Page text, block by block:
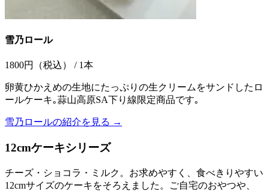
雪乃ロール
1800円（税込） / 1本
卵黄ひかえめの生地にたっぷりの生クリームをサンドしたロ
ールケーキ｡蒜山高原SA下り線限定商品です｡
雪乃ロールの紹介を見る →
12cmケーキシリーズ
チーズ・ショコラ・ミルク。お求めやすく、食べきりやすい
12cmサイズのケーキをそろえました。ご自宅のおやつや、